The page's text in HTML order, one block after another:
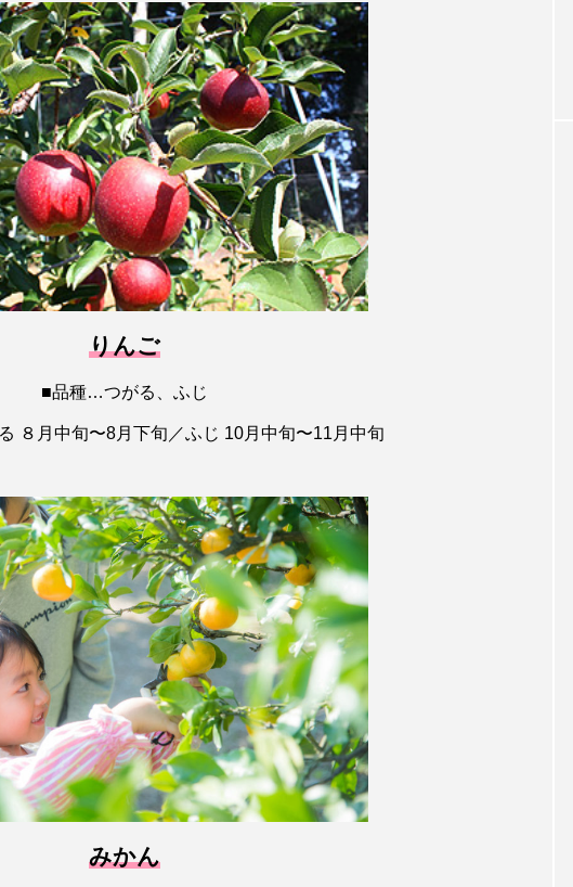
りんご
■品種…つがる、ふじ
８月中旬〜8月下旬／ふじ 10月中旬〜11月中旬
みかん
を始めて６８年。米を作
つなぐ米屋【お米のみう
【再発見！しずおかの絶景】焼津海上花火
大会